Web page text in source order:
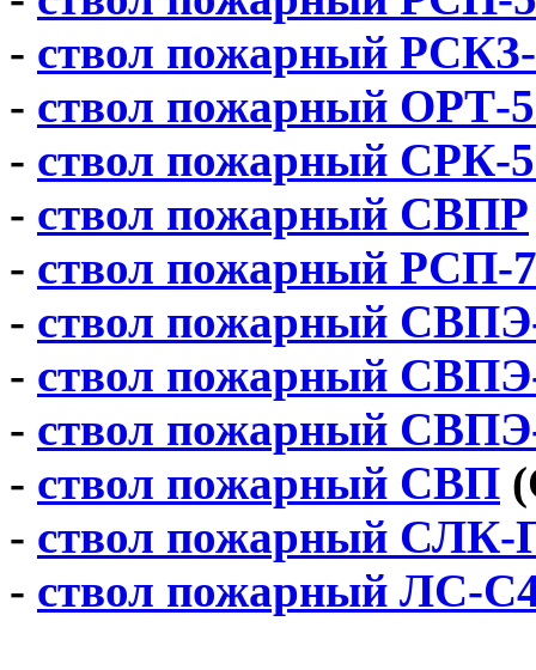
- ствол пожарный
- ствол пожарный ОРТ-
- ствол пожарный СРК-
- ствол пожарный СВПР
- ствол пожарный РСП-
- ствол пожарный
- ствол пожарный
- ствол пожарный
- ствол пожарный СВП
- ствол пожарный СЛК-
- ствол пожарный ЛС-